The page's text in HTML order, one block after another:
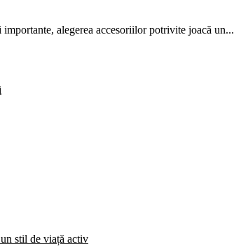
alegerea accesoriilor potrivite joacă un...
stil de viață activ